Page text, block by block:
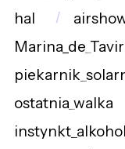
hal
ostatnia_walka